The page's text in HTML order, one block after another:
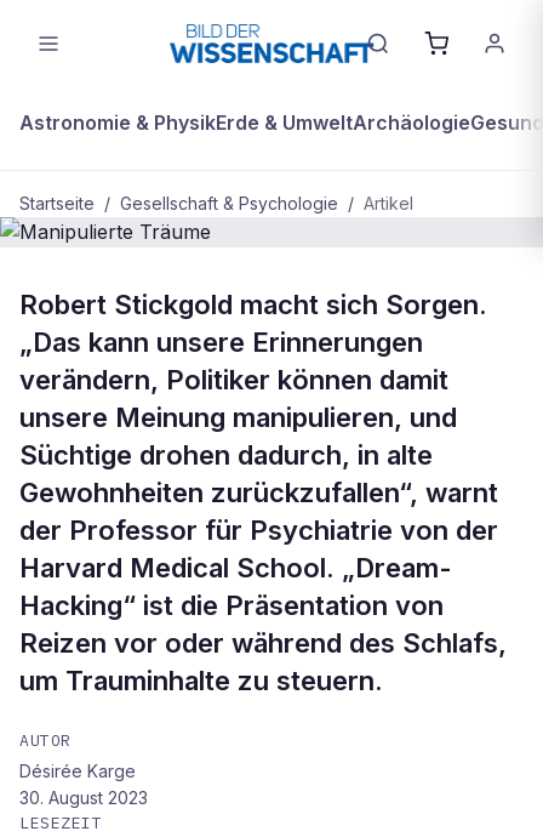
Astronomie & PhysikErde & UmweltArchäologie
Startseite / Gesellschaft & Psychologie / Artikel
GESELLSCHAFT & PSYCHOLOGIE
Manipulierte Träume
Robert Stickgold macht sich Sorgen.
„Das kann unsere Erinnerungen
verändern, Politiker können damit
unsere Meinung manipulieren, und
Süchtige drohen dadurch, in alte
Gewohnheiten zurückzufallen“, warnt
der Professor für Psychiatrie von der
Harvard Medical School. „Dream-
Hacking“ ist die Präsentation von
Reizen vor oder während des Schlafs,
um Trauminhalte zu steuern.
AUTOR
Désirée Karge
30. August 2023
LESEZEIT